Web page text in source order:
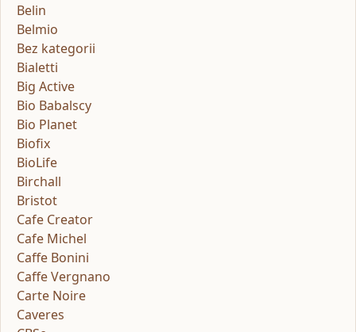
Belin
Belmio
Bez kategorii
Bialetti
Big Active
Bio Babalscy
Bio Planet
Biofix
BioLife
Birchall
Bristot
Cafe Creator
Cafe Michel
Caffe Bonini
Caffe Vergnano
Carte Noire
Caveres